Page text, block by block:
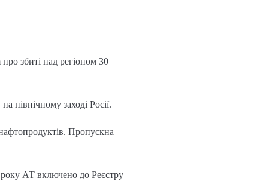
збиті над регіоном 30
північному заході Росії.
Пропускна
року АТ включено до Реєстру